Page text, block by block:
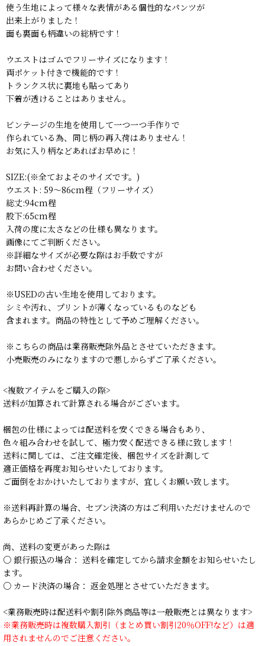
使う生地によって様々な表情がある個性的なパンツが
出来上がりました！
面も裏面も柄違いの総柄です！
ウエストはゴムでフリーサイズになります！
両ポケット付きで機能的です！
トランクス状に裏地も貼ってあり
下着が透けることはありません。
ビンテージの生地を使用して一つ一つ手作りで
作られている為、同じ柄の再入荷はありません！
お気に入り柄などあればお早めに！
SIZE:(※全ておよそのサイズです。)
ウエスト: 59〜86cm程（フリーサイズ）
総丈:94cm程
股下:65cm程
入荷の度に太さなどの仕様も異なります。
画像にてご判断ください。
※詳細なサイズが必要な際はお手数ですが
お問い合わせください。
※USEDの古い生地を使用しております。
シミや汚れ、プリントが薄くなっているものなども
含まれます。商品の特性として予めご理解ください。
※こちらの商品は業務販売除外品とさせていただきます。
小売販売のみになりますので悪しからずご了承ください。
<複数アイテムをご購入の際>
送料が加算されて計算される場合がございます。
梱包の仕様によっては配送料を安くできる場合もあり、
色々組み合わせを試して、極力安く配送できる様に致します！
送料に関しては、ご注文確定後、梱包サイズを計測して
適正価格を再度お知らせいたしております。
ご面倒をおかけいたしておりますが、宜しくお願い致します。
※送料再計算の場合、セブン決済の方はご利用いただけませんので
あらかじめご了承ください。
尚、送料の変更があった際は
○ 銀行振込の場合： 送料を確定してから請求金額をお知らせいたし
ます。
○ カード決済の場合： 返金処理とさせていただきます。
<業務販売時は配送料や割引除外商品等は一般販売とは異なります>
※業務販売時は複数購入割引（まとめ買い割引20％OFF!など）は適
用されませんのでご注意ください。